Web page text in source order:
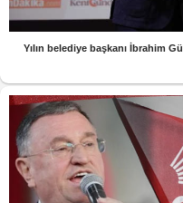
Yılın belediye başkanı İbrahim Gül